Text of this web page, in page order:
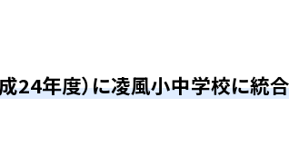
24年度）に凌風小中学校に統合